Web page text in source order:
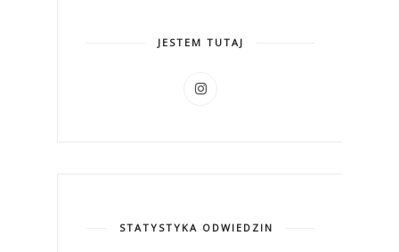
JESTEM TUTAJ
STATYSTYKA ODWIEDZIN